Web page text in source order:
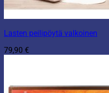
Lasten peilipöytä valkoinen
79,90 €